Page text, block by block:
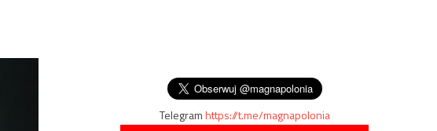
Telegramhttps://t.me/magnapolonia